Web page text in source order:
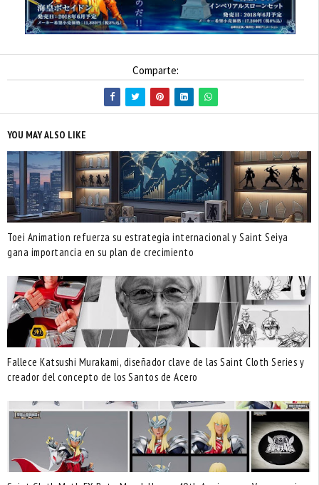
Comparte:
YOU MAY ALSO LIKE
Toei Animation refuerza su estrategia internacional y Saint Seiya
gana importancia en su plan de crecimiento
Fallece Katsushi Murakami, diseñador clave de las Saint Cloth Series y
creador del concepto de los Santos de Acero